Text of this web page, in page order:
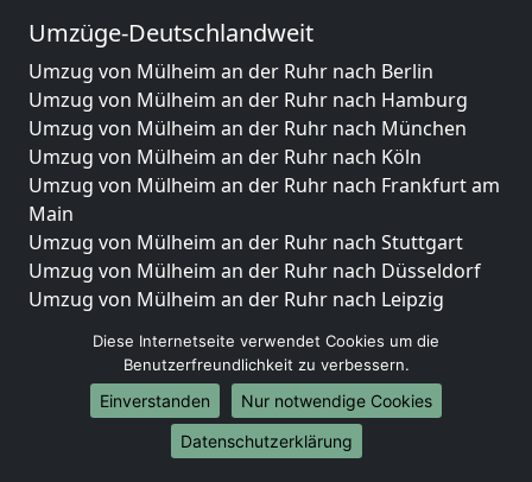
Umzüge-Deutschlandweit
Umzug von Mülheim an der Ruhr nach Berlin
Umzug von Mülheim an der Ruhr nach Hamburg
Umzug von Mülheim an der Ruhr nach München
Umzug von Mülheim an der Ruhr nach Köln
Umzug von Mülheim an der Ruhr nach Frankfurt am
Main
Umzug von Mülheim an der Ruhr nach Stuttgart
Umzug von Mülheim an der Ruhr nach Düsseldorf
Umzug von Mülheim an der Ruhr nach Leipzig
Umzug von Mülheim an der Ruhr nach Essen
Umzug von Mülheim an der Ruhr nach Bremen
Umzug von Mülheim an der Ruhr nach Dresden
Umzug von Mülheim an der Ruhr nach Hannover
Diese Internetseite verwendet Cookies um die
Benutzerfreundlichkeit zu verbessern.
Einverstanden
Nur notwendige Cookies
Datenschutzerklärung